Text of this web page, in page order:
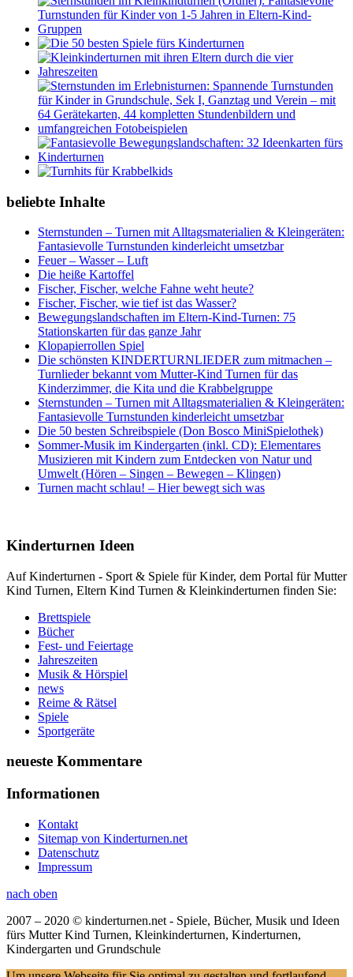
beliebte Inhalte
Sternstunden – Turnen mit Alltagsmaterialien & Kleingeräten:
Fantasievolle Turnstunden kinderleicht umsetzbar
Feuer – Wasser – Luft
Die heiße Kartoffel
Fischer, Fischer, welche Fahne weht heute?
Fischer, Fischer, wie tief ist das Wasser?
Bewegungslandschaften im Eltern-Kind-Turnen: 75
Stationskarten für das ganze Jahr
Klopapierrollen Spiel
Die schönsten KINDERTURNLIEDER zum mitmachen –
Turnlieder bekannt vom Mutter-Kind Turnen für das
Kinderzimmer, die Kita und die Krabbelgruppe
Sternstunden – Turnen mit Alltagsmaterialien & Kleingeräten:
Fantasievolle Turnstunden kinderleicht umsetzbar
Die 50 besten Schreibspiele (Don Bosco MiniSpielothek)
Sommer-Musik im Kindergarten (inkl. CD): Elementares
Musizieren mit Kindern zum Entdecken von Natur und
Umwelt (Hören – Singen – Bewegen – Klingen)
Turnen macht schlau! – Hier bewegt sich was
Kinderturnen Ideen
Auf Kinderturnen - Sport & Spiele für Kinder, dem Portal für Mutter
Kind Turnen, Eltern Kind Turnen & Kleinkinderturnen finden Sie:
Brettspiele
Bücher
Fest- und Feiertage
Jahreszeiten
Musik & Hörspiel
news
Reime & Rätsel
Spiele
Sportgeräte
neueste Kommentare
Informationen
Kontakt
Sitemap von Kinderturnen.net
Datenschutz
Impressum
nach oben
2007 – 2020 © kinderturnen.net - Spiele, Bücher, Musik und Ideen
fürs Mutter Kind Turnen, Kleinkinderturnen, Kinderturnen,
Kindergarten und Grundschule